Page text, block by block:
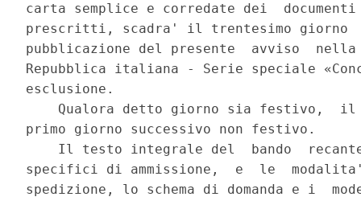
carta semplice e corredate dei
prescritti, scadra' il trentesimo giorno
pubblicazione del presente  avviso
Repubblica italiana - Serie speciale
esclusione.
Qualora detto giorno sia festivo,
primo giorno successivo non festivo.
Il testo integrale del  bando
specifici di ammissione,  e  le
spedizione, lo schema di domanda e i